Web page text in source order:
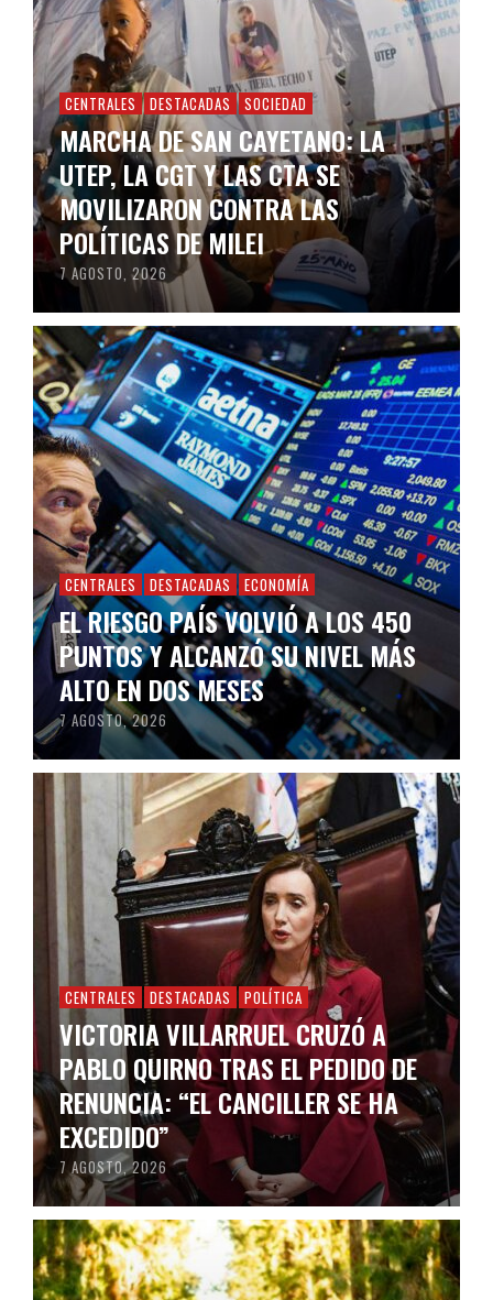
CENTRALES DESTACADAS SOCIEDAD
MARCHA DE SAN CAYETANO: LA
UTEP, LA CGT Y LAS CTA SE
MOVILIZARON CONTRA LAS
POLÍTICAS DE MILEI
7 AGOSTO, 2026
CENTRALES DESTACADAS ECONOMÍA
EL RIESGO PAÍS VOLVIÓ A LOS 450
PUNTOS Y ALCANZÓ SU NIVEL MÁS
ALTO EN DOS MESES
7 AGOSTO, 2026
CENTRALES DESTACADAS POLÍTICA
VICTORIA VILLARRUEL CRUZÓ A
PABLO QUIRNO TRAS EL PEDIDO DE
RENUNCIA: “EL CANCILLER SE HA
EXCEDIDO”
7 AGOSTO, 2026